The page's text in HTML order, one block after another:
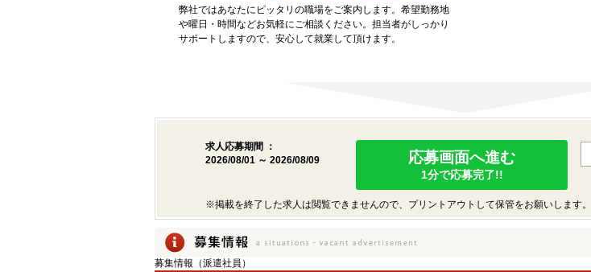
弊社ではあなたにピッタリの職場をご案内します。希望勤務地
や曜日・時間などお気軽にご相談ください。担当者がしっかり
サポートしますので、安心して就業して頂けます。
求人応募期間 ：
2026/08/01 ～ 2026/08/09
応募画面へ進む
1分で応募完了!!
※掲載を終了した求人は閲覧できませんので、プリントアウトして保管をお願いします。
募集情報（派遣社員）